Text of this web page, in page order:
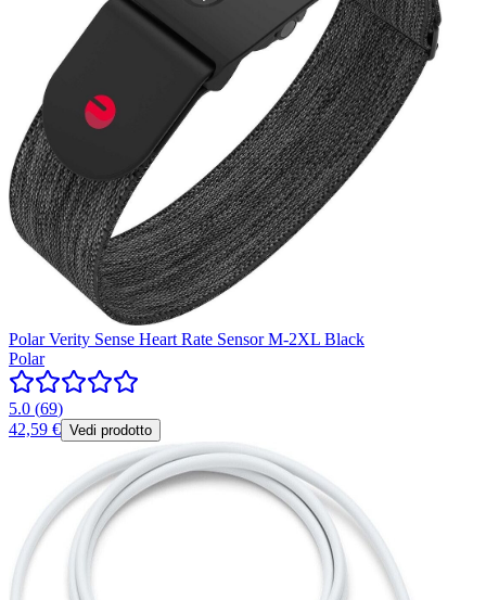
Polar Verity Sense Heart Rate Sensor M-2XL Black
Polar
5.0 (69)
42,59 € Vedi prodotto